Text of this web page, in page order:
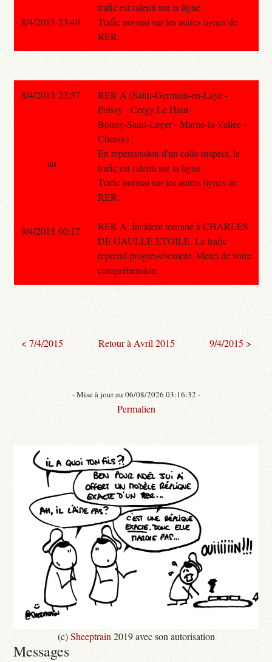
trafic est ralenti sur la ligne.
Trafic normal sur les autres lignes de
RER.
8/4/2015 23:49
8/4/2015 23:57
RER A (Saint-Germain-en-Laye -
Poissy - Cergy Le Haut-
Boissy-Saint-Leger - Marne-la-Vallee -
Chessy) :
En repercussion d'un colis suspect, le
trafic est ralenti sur la ligne.
Trafic normal sur les autres lignes de
RER.
RER A: Incident terminé à CHARLES
DE GAULLE ETOILE. Le trafic
reprend progressivement. Merci de votre
compréhension.
au
9/4/2015 00:17
< 7/4/2015 Retour à Avril 2015 9/4/2015 >
- Mise à jour au 06/08/2026 03:16:32 -
Permalien
(c)Sheeptrain 2019 avec son autorisation
Messages